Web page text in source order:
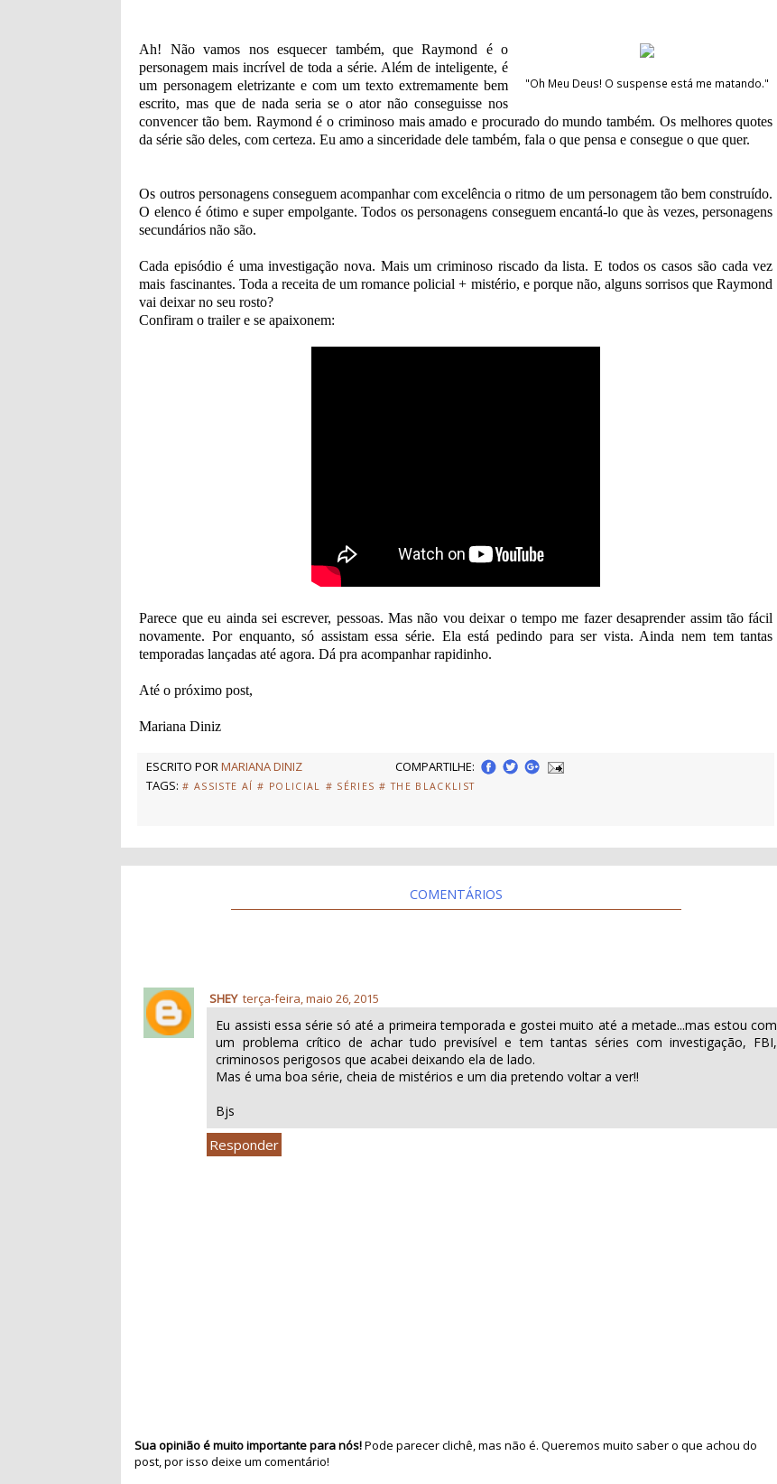
"Oh Meu Deus! O suspense está me matando."
Ah! Não vamos nos esquecer também, que Raymond é o
personagem mais incrível de toda a série. Além de inteligente, é
um personagem eletrizante e com um texto extremamente bem
escrito, mas que de nada seria se o ator não conseguisse nos
convencer tão bem. Raymond é o criminoso mais amado e procurado do mundo também. Os melhores quotes
da série são deles, com certeza. Eu amo a sinceridade dele também, fala o que pensa e consegue o que quer.
Os outros personagens conseguem acompanhar com excelência o ritmo de um personagem tão bem construído.
O elenco é ótimo e super empolgante. Todos os personagens conseguem encantá-lo que às vezes, personagens
secundários não são.
Cada episódio é uma investigação nova. Mais um criminoso riscado da lista. E todos os casos são cada vez
mais fascinantes. Toda a receita de um romance policial + mistério, e porque não, alguns sorrisos que Raymond
vai deixar no seu rosto?
Confiram o trailer e se apaixonem:
Parece que eu ainda sei escrever, pessoas. Mas não vou deixar o tempo me fazer desaprender assim tão fácil
novamente. Por enquanto, só assistam essa série. Ela está pedindo para ser vista. Ainda nem tem tantas
temporadas lançadas até agora. Dá pra acompanhar rapidinho.
Até o próximo post,
Mariana Diniz
ESCRITO PORMARIANA DINIZ
COMPARTILHE:
TAGS: # ASSISTE AÍ # POLICIAL # SÉRIES # THE BLACKLIST
COMENTÁRIOS
SHEY terça-feira, maio 26, 2015
Eu assisti essa série só até a primeira temporada e gostei muito até a metade...mas estou com
um problema crítico de achar tudo previsível e tem tantas séries com investigação, FBI,
criminosos perigosos que acabei deixando ela de lado.
Mas é uma boa série, cheia de mistérios e um dia pretendo voltar a ver!!
Bjs
Responder
Sua opinião é muito importante para nós!Pode parecer clichê, mas não é. Queremos muito saber o que achou do
post, por isso deixe um comentário!